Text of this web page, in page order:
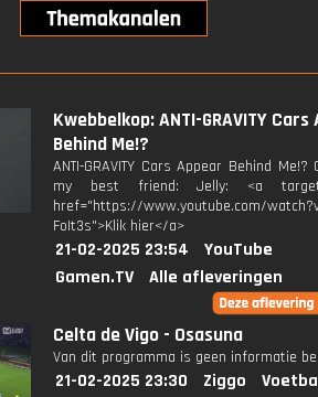
Kwebbelkop: ANTI-GRAVITY
Behind Me!?
ANTI-GRAVITY Cars Appear Behind Me!?
my best friend: Jelly: <a
href="https://www.youtube.com/
FoIt3s">Klik hier</a>
21-02-2025 23:54
YouTube
Gamen.TV
Alle afleveringen
Celta de Vigo - Osasuna
Van dit programma is geen informatie
21-02-2025 23:30 Ziggo